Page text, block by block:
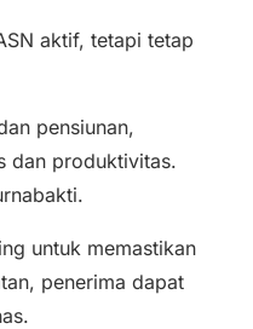
aktif, tetapi tetap
pensiunan,
dan produktivitas.
untuk memastikan
penerima dapat